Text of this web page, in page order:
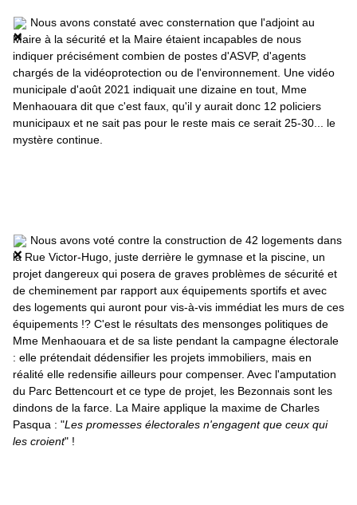
Nous avons constaté avec consternation que l'adjoint au
Maire à la sécurité et la Maire étaient incapables de nous
indiquer précisément combien de postes d'ASVP, d'agents
chargés de la vidéoprotection ou de l'environnement. Une vidéo
municipale d'août 2021 indiquait une dizaine en tout, Mme
Menhaouara dit que c'est faux, qu'il y aurait donc 12 policiers
municipaux et ne sait pas pour le reste mais ce serait 25-30... le
mystère continue.
Nous avons voté contre la construction de 42 logements dans
la Rue Victor-Hugo, juste derrière le gymnase et la piscine, un
projet dangereux qui posera de graves problèmes de sécurité et
de cheminement par rapport aux équipements sportifs et avec
des logements qui auront pour vis-à-vis immédiat les murs de ces
équipements !? C'est le résultats des mensonges politiques de
Mme Menhaouara et de sa liste pendant la campagne électorale
: elle prétendait dédensifier les projets immobiliers, mais en
réalité elle redensifie ailleurs pour compenser. Avec l'amputation
du Parc Bettencourt et ce type de projet, les Bezonnais sont les
dindons de la farce. La Maire applique la maxime de Charles
Pasqua : "Les promesses électorales n'engagent que ceux qui
les croient" !